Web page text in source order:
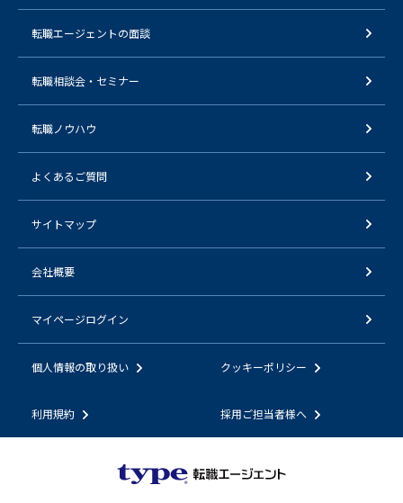
転職エージェントの面談
転職相談会・セミナー
転職ノウハウ
よくあるご質問
サイトマップ
会社概要
マイページログイン
個人情報の取り扱い クッキーポリシー
利用規約 採用ご担当者様へ